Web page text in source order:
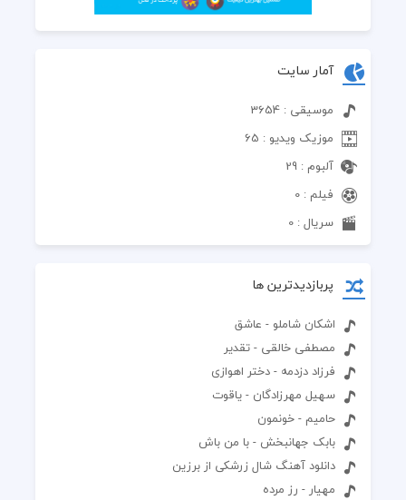
آمار سایت
موسیقی : 3654
موزیک ویدیو : 65
آلبوم : 29
فیلم : 0
سریال : 0
پربازدیدترین ها
اشکان شاملو - عاشق
مصطفی خالقی - تقدیر
فرزاد دزدمه - دختر اهوازی
سهیل مهرزادگان - یاقوت
حامیم - خونمون
بابک جهانبخش - با من باش
دانلود آهنگ شال زرشکی از برزین
مهیار - رز مرده‌